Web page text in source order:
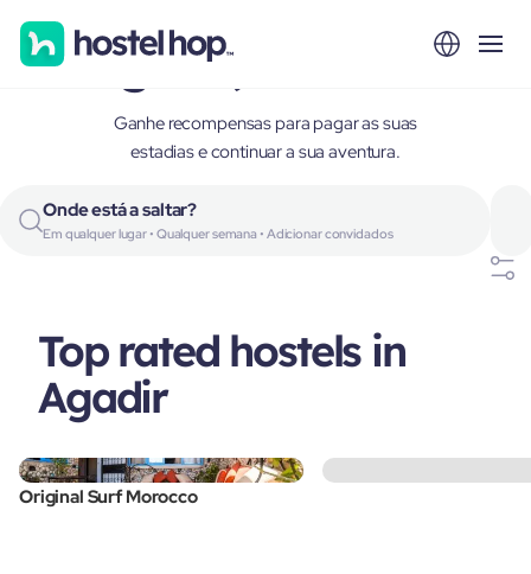
Agadir, Morocco
Ganhe recompensas para pagar as suas
estadias e continuar a sua aventura.
Onde está a saltar?
Em qualquer lugar • Qualquer semana • Adicionar convidados
Top rated hostels in
Agadir
Original Surf Morocco